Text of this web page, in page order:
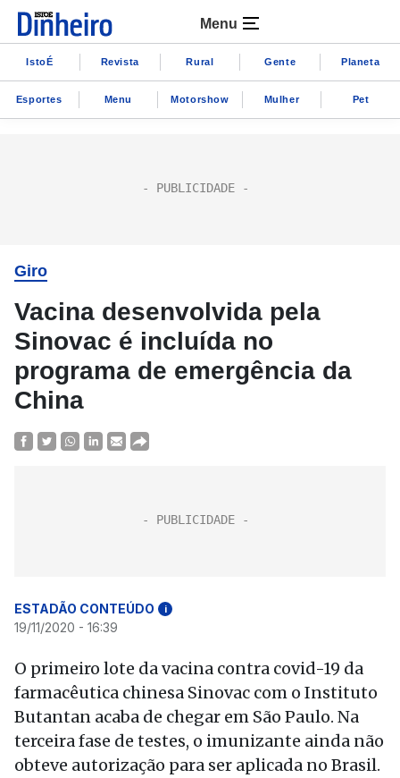
Menu
IstoÉ Revista Rural Gente Planeta
Esportes Menu Motorshow Mulher Pet
Giro
Vacina desenvolvida pela
Sinovac é incluída no
programa de emergência da
China
ESTADÃO CONTEÚDO i
19/11/2020 - 16:39
O primeiro lote da vacina contra covid-19 da
farmacêutica chinesa Sinovac com o Instituto
Butantan acaba de chegar em São Paulo. Na
terceira fase de testes, o imunizante ainda não
obteve autorização para ser aplicada no Brasil.